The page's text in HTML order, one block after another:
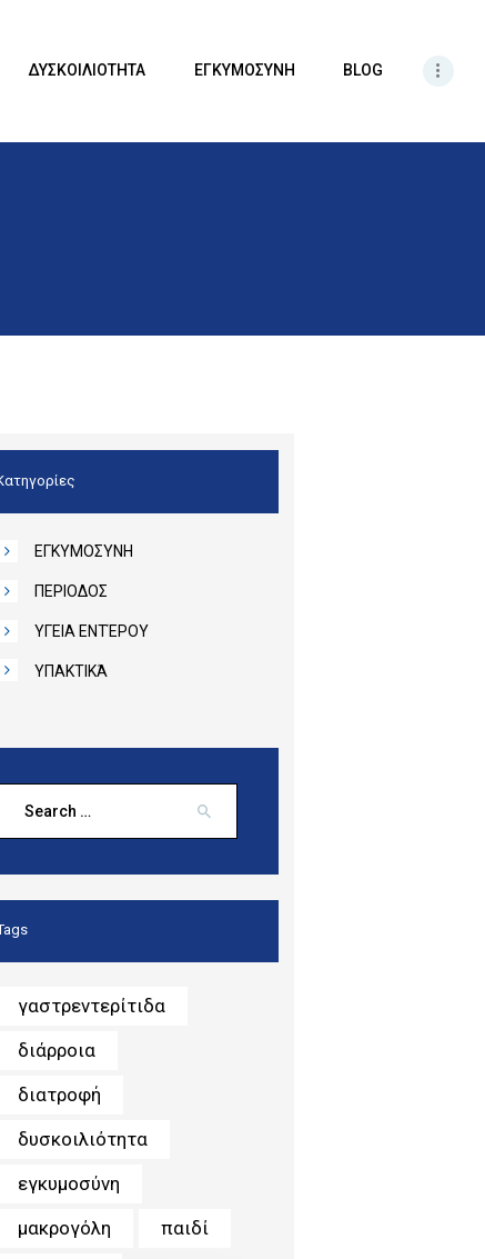
ΔΥΣΚΟΙΛΙΟΤΗΤΑ ΕΓΚΥΜΟΣΥΝΗ BLOG
ΕΓΚΥΜΟΣΥΝΗ
ΠΕΡΙΟΔΟΣ
ΥΓΕΙΑ ΕΝΤΈΡΟΥ
ΥΠΑΚΤΙΚΆ
γαστρεντερίτιδα
διάρροια
διατροφή
δυσκοιλιότητα
εγκυμοσύνη
μακρογόλη
παιδί